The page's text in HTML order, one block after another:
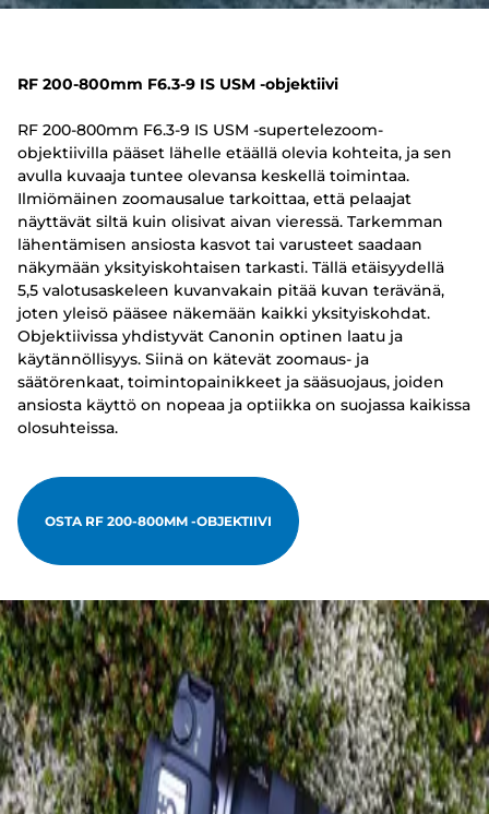
RF 200-800mm F6.3-9 IS USM -objektiivi
RF 200-800mm F6.3-9 IS USM -supertelezoom-
objektiivilla pääset lähelle etäällä olevia kohteita, ja sen
avulla kuvaaja tuntee olevansa keskellä toimintaa.
Ilmiömäinen zoomausalue tarkoittaa, että pelaajat
näyttävät siltä kuin olisivat aivan vieressä. Tarkemman
lähentämisen ansiosta kasvot tai varusteet saadaan
näkymään yksityiskohtaisen tarkasti. Tällä etäisyydellä
5,5 valotusaskeleen kuvanvakain pitää kuvan terävänä,
joten yleisö pääsee näkemään kaikki yksityiskohdat.
Objektiivissa yhdistyvät Canonin optinen laatu ja
käytännöllisyys. Siinä on kätevät zoomaus- ja
säätörenkaat, toimintopainikkeet ja sääsuojaus, joiden
ansiosta käyttö on nopeaa ja optiikka on suojassa kaikissa
olosuhteissa.
OSTA RF 200-800MM -OBJEKTIIVI